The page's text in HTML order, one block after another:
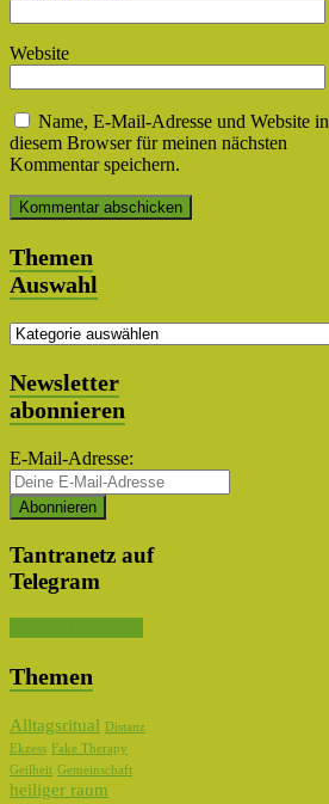
Website
Name, E-Mail-Adresse und Website in
diesem Browser für meinen nächsten
Kommentar speichern.
Themen
Auswahl
Themen
Newsletter
abonnieren
E-Mail-Adresse:
Tantranetz auf
Telegram
Themen
Alltagsritual
Distanz
Ekzess Fake Therapy
Geilheit Gemeinschaft
heiliger raum